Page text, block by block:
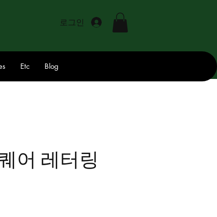
로그인
Etc Blog
어 레터링